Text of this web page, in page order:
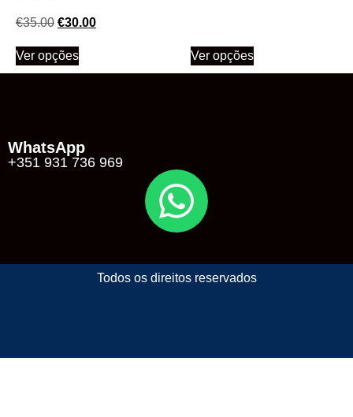
€35.00 €30.00
Ver opções Ver opções
WhatsApp
+351 931 736 969
Todos os direitos reservados